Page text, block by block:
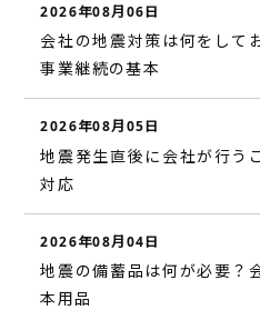
2026年08月06日
会社の地震対策は何をして
事業継続の基本
2026年08月05日
地震発生直後に会社が行う
対応
2026年08月04日
地震の備蓄品は何が必要？
本用品